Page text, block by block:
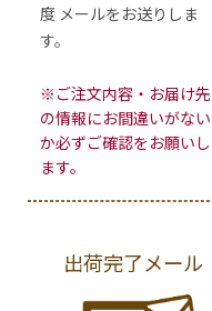
度 メールをお送りしま
す。
※ご注文内容・お届け先
の情報にお間違いがない
か必ずご確認をお願いし
ます。
出荷完了メール